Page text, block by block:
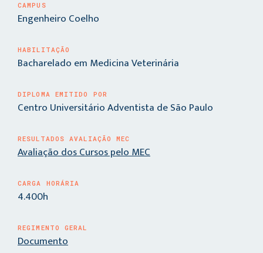
CAMPUS
Engenheiro Coelho
HABILITAÇÃO
Bacharelado em Medicina Veterinária
DIPLOMA EMITIDO POR
Centro Universitário Adventista de São Paulo
RESULTADOS AVALIAÇÃO MEC
Avaliação dos Cursos pelo MEC
CARGA HORÁRIA
4.400h
REGIMENTO GERAL
Documento